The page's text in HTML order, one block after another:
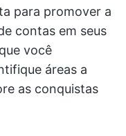
para promover a
contas em seus
você
áreas a
as conquistas